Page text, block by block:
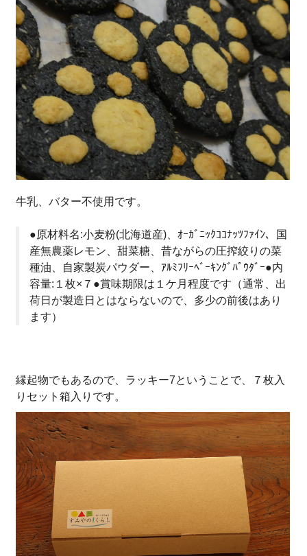
牛乳、バター不使用です。
●原材料名:小麦粉(北海道産)、ｵｰｶﾞﾆｯｸｺｺﾅｯﾂﾌｧｲﾝ、国
産無農薬レモン、甜菜糖、昔ながらの圧搾絞りの菜
種油、自家製炭パウダー、ｱﾙﾐﾌﾘｰﾍﾞｰｷﾝｸﾞﾊﾟｳﾀﾞｰ●内
容量:１枚×７●賞味期限は１ケ月程度です（通常、出
荷日が製造日とはならないので、多少の前後はあり
ます）
縁起物でもあるので、ラッキー7ということで、７枚入
りセット箱入りです。